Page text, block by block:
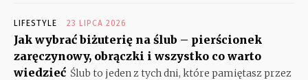
LIFESTYLE 23 LIPCA 2026
Jak wybrać biżuterię na ślub – pierścionek
zaręczynowy, obrączki i wszystko co warto
wiedzieć Ślub to jeden z tych dni, które pamiętasz przez